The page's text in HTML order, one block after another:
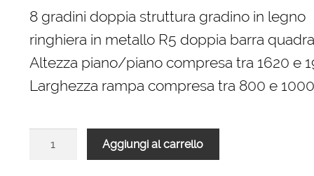
originale
era:
2.544,00 €.
attuale
è:
1.717,00 €.
8 gradini doppia struttura gradino in legno
ringhiera in metallo R5 doppia barra
Altezza piano/piano compresa tra 1620 e
Larghezza rampa compresa tra 800 e
Aggiungi al carrello